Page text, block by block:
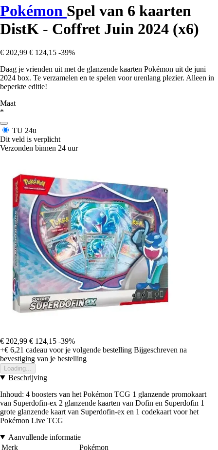
Pokémon Spel van 6 kaarten
DistK - Coffret Juin 2024 (x6)
€ 202,99 € 124,15 -39%
Daag je vrienden uit met de glanzende kaarten Pokémon uit de juni
2024 box. Te verzamelen en te spelen voor urenlang plezier. Alleen in
beperkte editie!
Maat
*
TU 24u
Dit veld is verplicht
Verzonden binnen 24 uur
€ 202,99 € 124,15 -39%
+€ 6,21 cadeau voor je volgende bestelling Bijgeschreven na
bevestiging van je bestelling
Loading...
Beschrijving
Inhoud: 4 boosters van het Pokémon TCG 1 glanzende promokaart
van Superdofin-ex 2 glanzende kaarten van Dofin en Superdofin 1
grote glanzende kaart van Superdofin-ex en 1 codekaart voor het
Pokémon Live TCG
Aanvullende informatie
Merk
Pokémon